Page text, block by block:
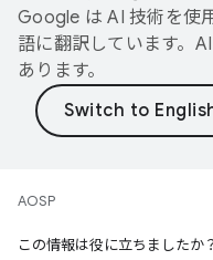
Google は AI 技術を使
語に翻訳しています。
あります。
AOSP
この情報は役に立ちましたか